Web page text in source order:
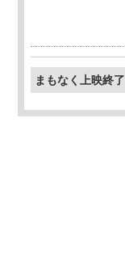
まもなく上映終了